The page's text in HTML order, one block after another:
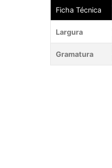
Ficha Técnica
Largura
Gramatura